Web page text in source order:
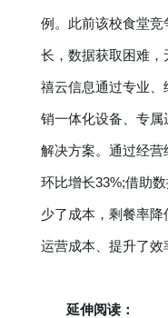
例。此前该校食堂
长，数据获取困难，
禧云信息通过专业
销一体化设备、专
解决方案。通过经营
环比增长33%;借助
少了成本，剩餐率
运营成本、提升了效
延伸阅读：